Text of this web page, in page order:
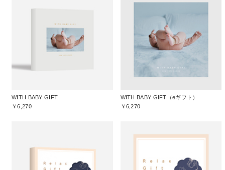
WITH BABY GIFT
￥6,270
WITH BABY GIFT（eギフト）
￥6,270